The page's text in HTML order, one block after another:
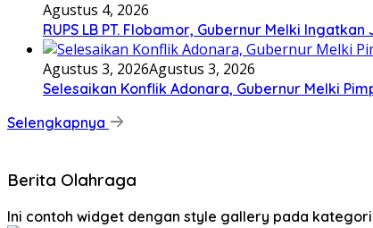
Agustus 4, 2026
RUPS LB PT. Flobamor, Gubernur Melki
Agustus 3, 2026Agustus 3, 2026
Selesaikan Konflik Adonara, Gubernur Melki
Selengkapnya
Berita Olahraga
Ini contoh widget dengan style gallery pada